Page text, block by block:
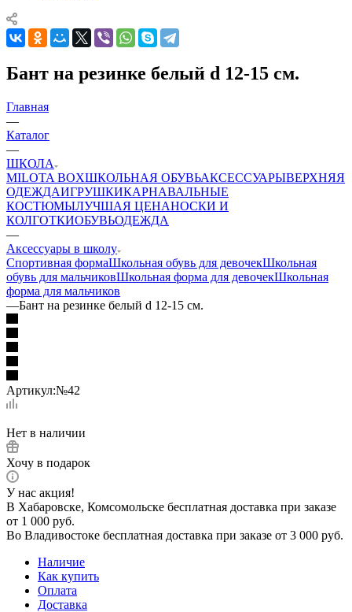
Бант на резинке белый d 12-15 см.
Главная
—
Каталог
—
ШКОЛА
MILOTA BOXШКОЛЬНАЯ ОБУВЬАКСЕССУАРЫВЕРХНЯЯ
ОДЕЖДАИГРУШКИКАРНАВАЛЬНЫЕ
КОСТЮМЫЛУЧШАЯ ЦЕНАНОСКИ И
КОЛГОТКИОБУВЬОДЕЖДА
—
Аксессуары в школу
Спортивная формаШкольная обувь для девочекШкольная
обувь для мальчиковШкольная форма для девочекШкольная
форма для мальчиков
—Бант на резинке белый d 12-15 см.
Артикул:№42
Нет в наличии
Хочу в подарок
У нас акция!
В Хабаровске, Комсомольске бесплатная доставка при заказе
от 1 000 руб.
Во Владивостоке бесплатная доставка при заказе от 3 000 руб.
Наличие
Как купить
Оплата
Доставка